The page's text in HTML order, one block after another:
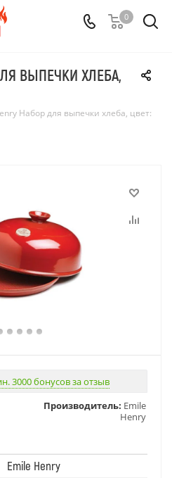
0
ВЫПЕЧКИ ХЛЕБА,
Набор для выпечки хлеба, цвет:
3000 бонусов за отзыв
Производитель: Emile
Henry
Emile Henry